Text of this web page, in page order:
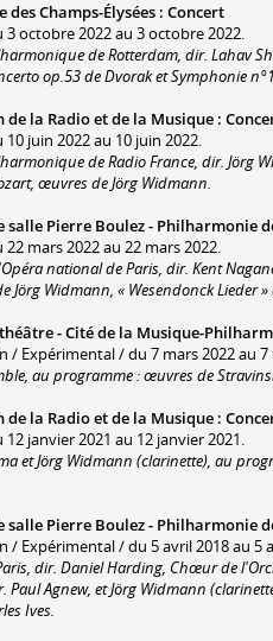
des Champs-Élysées : Concert
3 octobre 2022 au 3 octobre 2022.
de Rotterdam, dir. Lahav
op.53 de Dvorak et Symphonie
de la Radio et de la Musique :
10 juin 2022 au 10 juin 2022.
de Radio France, dir. Jörg
œuvres de Jörg Widmann.
salle Pierre Boulez - Philharmonie
mars 2022 au 22 mars 2022.
national de Paris, dir. Kent
Jörg Widmann, « Wesendonck Lieder
- Cité de la Musique-
/ Expérimental / du 7 mars 2022 au 7
au programme : œuvres de
de la Radio et de la Musique :
12 janvier 2021 au 12 janvier 2021.
et Jörg Widmann (clarinette), au
salle Pierre Boulez - Philharmonie
/ Expérimental / du 5 avril 2018 au 5
dir. Daniel Harding, Chœur de
Paul Agnew, et Jörg Widmann
Ives.